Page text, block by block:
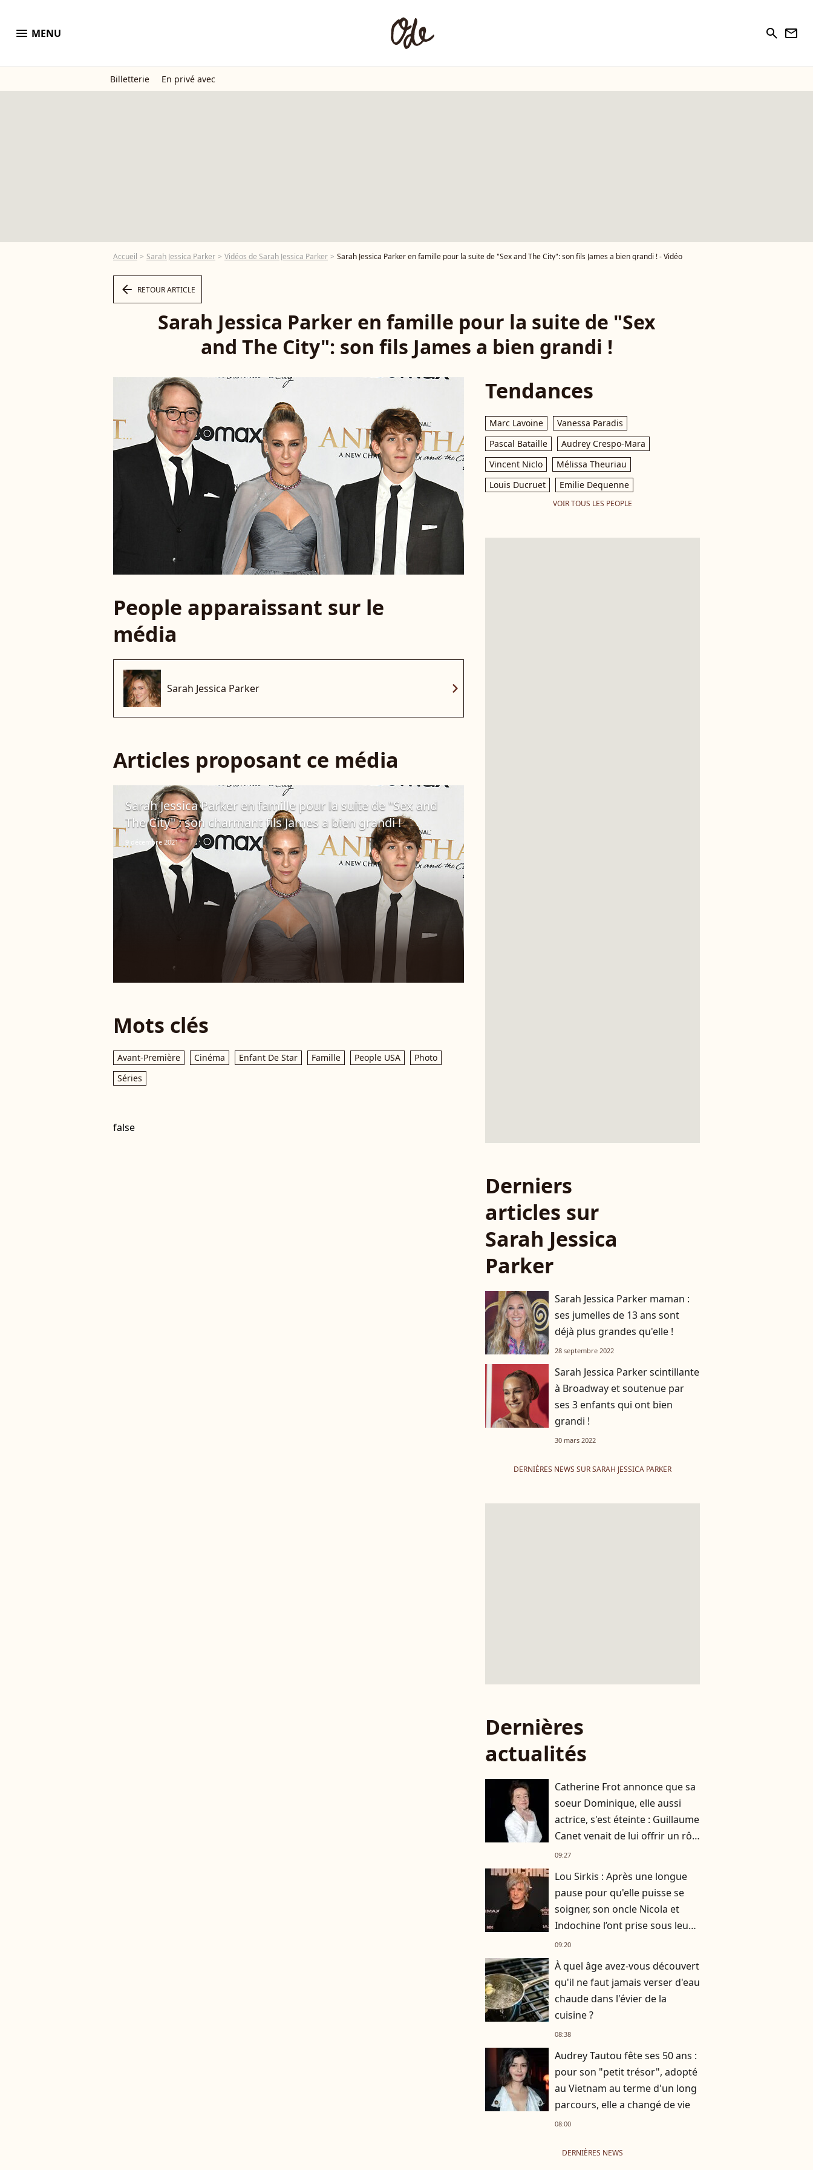
menu MENU search newsletter
Billetterie En privé avec
Accueil Sarah Jessica Parker Vidéos de Sarah Jessica Parker Sarah Jessica Parker en famille pour la suite de "Sex and The City": son fils James a bien grandi ! - Vidéo
arrow_left RETOUR ARTICLE
Sarah Jessica Parker en famille pour la suite de "Sex
and The City": son fils James a bien grandi !
People apparaissant sur le
média
Sarah Jessica Parker chevron_right
Articles proposant ce média
Sarah Jessica Parker en famille pour la suite de "Sex and
The City" : son charmant fils James a bien grandi !
9 décembre 2021
Mots clés
Avant-Première Cinéma Enfant De Star Famille People USA
Photo
Séries
false
Tendances
Marc Lavoine
Vanessa Paradis
Pascal Bataille
Audrey Crespo-Mara
Vincent Niclo
Mélissa Theuriau
Louis Ducruet
Emilie Dequenne
VOIR TOUS LES PEOPLE
Derniers
articles sur
Sarah Jessica
Parker
Sarah Jessica Parker maman :
ses jumelles de 13 ans sont
déjà plus grandes qu'elle !
28 septembre 2022
Sarah Jessica Parker scintillante
à Broadway et soutenue par
ses 3 enfants qui ont bien
grandi !
30 mars 2022
DERNIÈRES NEWS SUR SARAH JESSICA PARKER
Dernières
actualités
Catherine Frot annonce que sa
soeur Dominique, elle aussi
actrice, s'est éteinte : Guillaume
Canet venait de lui offrir un rôle
dans son film avec Marion
09:27
Lou Sirkis : Après une longue
pause pour qu'elle puisse se
soigner, son oncle Nicola et
Indochine l’ont prise sous leur
aile
09:20
À quel âge avez-vous découvert
qu'il ne faut jamais verser d'eau
chaude dans l'évier de la
cuisine ?
08:38
Audrey Tautou fête ses 50 ans :
pour son "petit trésor", adopté
au Vietnam au terme d'un long
parcours, elle a changé de vie
08:00
DERNIÈRES NEWS